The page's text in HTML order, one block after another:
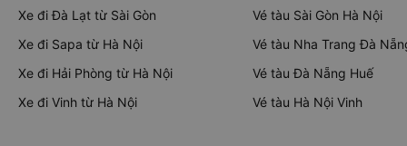
Xe đi Đà Lạt từ Sài Gòn
Xe đi Sapa từ Hà Nội
Xe đi Hải Phòng từ Hà Nội
Xe đi Vinh từ Hà Nội
Vé tàu Sài Gòn Hà Nội
Vé tàu Nha Trang Đà
Vé tàu Đà Nẵng Huế
Vé tàu Hà Nội Vinh